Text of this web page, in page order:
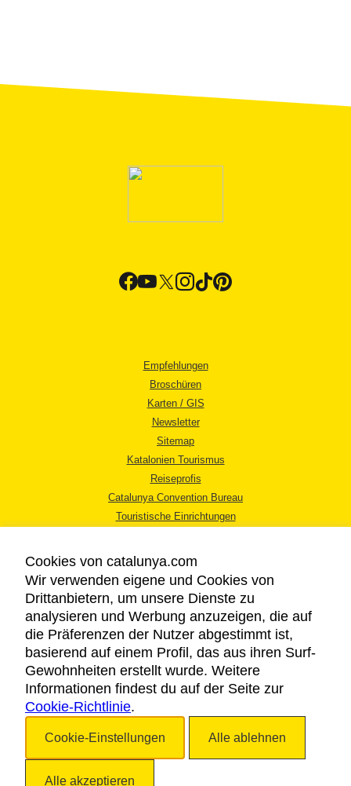
Empfehlungen
Broschüren
Karten / GIS
Newsletter
Sitemap
Katalonien Tourismus
Reiseprofis
Catalunya Convention Bureau
Touristische Einrichtungen
RECHTLICHER HINWEIS
DATENSCHUTZICHTLINIE
COOKIES
BARRIEREFREIHEIT
Cookies von catalunya.com
Wir verwenden eigene und Cookies von
Drittanbietern, um unsere Dienste zu
analysieren und Werbung anzuzeigen, die auf
die Präferenzen der Nutzer abgestimmt ist,
basierend auf einem Profil, das aus ihren Surf-
Gewohnheiten erstellt wurde. Weitere
Informationen findest du auf der Seite zur
Cookie-Richtlinie.
Cookie-Einstellungen Alle ablehnen
Alle akzeptieren